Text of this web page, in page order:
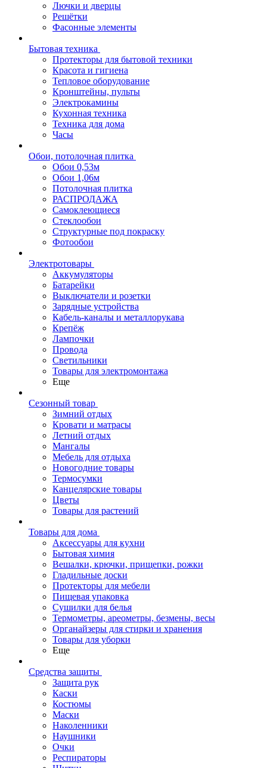
Лючки и дверцы
Решётки
Фасонные элементы
Бытовая техника
Протекторы для бытовой техники
Красота и гигиена
Тепловое оборудование
Кронштейны, пульты
Электрокамины
Кухонная техника
Техника для дома
Часы
Обои, потолочная плитка
Обои 0,53м
Обои 1,06м
Потолочная плитка
РАСПРОДАЖА
Самоклеющиеся
Стеклообои
Структурные под покраску
Фотообои
Электротовары
Аккумуляторы
Батарейки
Выключатели и розетки
Зарядные устройства
Кабель-каналы и металлорукава
Крепёж
Лампочки
Провода
Светильники
Товары для электромонтажа
Еще
Сезонный товар
Зимний отдых
Кровати и матрасы
Летний отдых
Мангалы
Мебель для отдыха
Новогодние товары
Термосумки
Канцелярские товары
Цветы
Товары для растений
Товары для дома
Аксессуары для кухни
Бытовая химия
Вешалки, крючки, прищепки, рожки
Гладильные доски
Протекторы для мебели
Пищевая упаковка
Сушилки для белья
Термометры, ареометры, безмены, весы
Органайзеры для стирки и хранения
Товары для уборки
Еще
Средства защиты
Защита рук
Каски
Костюмы
Маски
Наколенники
Наушники
Очки
Респираторы